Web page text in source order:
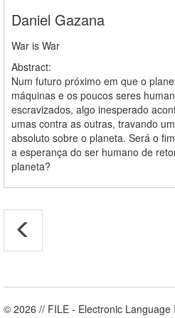
Daniel Gazana
War is War
Abstract:
Num futuro próximo em que o
máquinas e os poucos seres
escravizados, algo inesperado
umas contra as outras, travando
absoluto sobre o planeta. Será o
a esperança do ser humano de
planeta?
© 2026 // FILE - Electronic Language